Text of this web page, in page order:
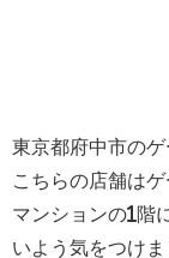
東京都府中市のゲ
こちらの店舗は
マンションの1階
いよう気をつけま